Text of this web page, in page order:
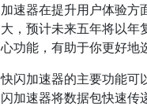
加速器在提升用户体验方
大，预计未来五年将以年
心功能，有助于你更好地
快闪加速器的主要功能可
闪加速器将数据包快速